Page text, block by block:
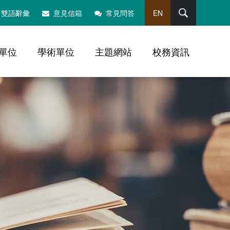
雙語辭彙 意見信箱 常見問答 EN
位 學術單位 主題網站 校務資訊